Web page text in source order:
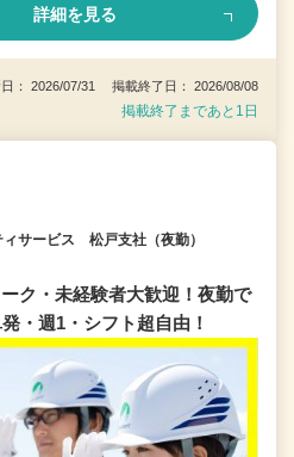
詳細を見る
： 2026/07/31 掲載終了日： 2026/08/08
掲載終了まであと1日
サービス 松戸支社（夜勤）
ク・未経験者大歓迎！夜勤で
・週1・シフト超自由！